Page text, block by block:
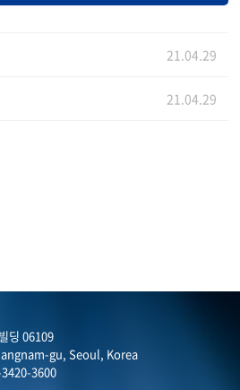
21.04.29
21.04.29
딩 06109
gu, Seoul, Korea
3600